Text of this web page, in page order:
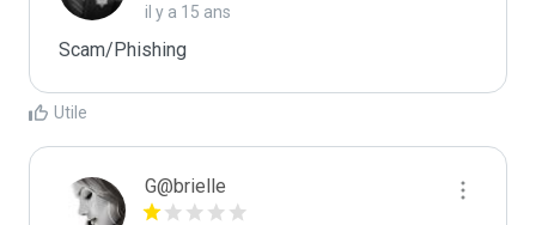
il y a 15 ans
Scam/Phishing
Utile
G@brielle